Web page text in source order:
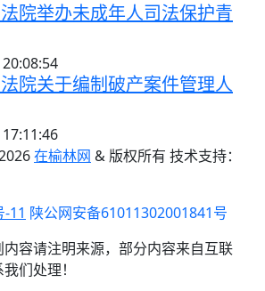
院举办未成年人司法保护青
院关于编制破产案件管理人
在榆林网 & 版权所有 技术支持：
11 陕公网安备61011302001841号
容请注明来源，部分内容来自互联
们处理！